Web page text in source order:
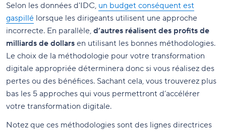
Selon les données d'IDC, un budget conséquent est
gaspillé lorsque les dirigeants utilisent une approche
incorrecte. En parallèle, d’autres réalisent des profits de
milliards de dollars en utilisant les bonnes méthodologies.
Le choix de la méthodologie pour votre transformation
digitale appropriée déterminera donc si vous réalisez des
pertes ou des bénéfices. Sachant cela, vous trouverez plus
bas les 5 approches qui vous permettront d’accélérer
votre transformation digitale.
Notez que ces méthodologies sont des lignes directrices